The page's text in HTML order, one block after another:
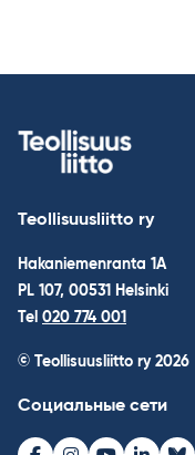
Teollisuusliitto ry
Hakaniemenranta 1A
PL 107, 00531 Helsinki
Tel 020 774 001
© Teollisuusliitto ry 2026
Социальные сети